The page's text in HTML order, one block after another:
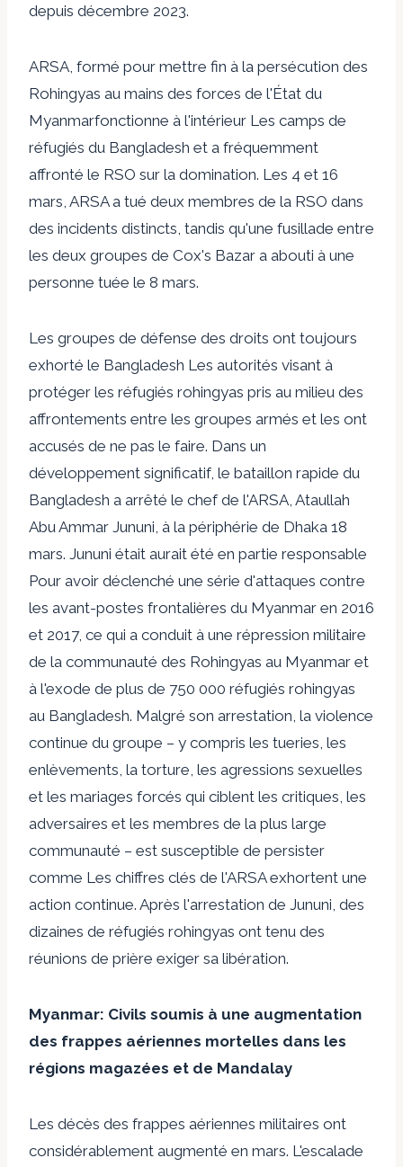
depuis décembre 2023.
ARSA, formé pour mettre fin à la persécution des
Rohingyas au mains des forces de l'État du
Myanmarfonctionne à l'intérieur Les camps de
réfugiés du Bangladesh et a fréquemment
affronté le RSO sur la domination. Les 4 et 16
mars, ARSA a tué deux membres de la RSO dans
des incidents distincts, tandis qu'une fusillade entre
les deux groupes de Cox's Bazar a abouti à une
personne tuée le 8 mars.
Les groupes de défense des droits ont toujours
exhorté le Bangladesh Les autorités visant à
protéger les réfugiés rohingyas pris au milieu des
affrontements entre les groupes armés et les ont
accusés de ne pas le faire. Dans un
développement significatif, le bataillon rapide du
Bangladesh a arrêté le chef de l'ARSA, Ataullah
Abu Ammar Jununi, à la périphérie de Dhaka 18
mars. Jununi était aurait été en partie responsable
Pour avoir déclenché une série d'attaques contre
les avant-postes frontalières du Myanmar en 2016
et 2017, ce qui a conduit à une répression militaire
de la communauté des Rohingyas au Myanmar et
à l'exode de plus de 750 000 réfugiés rohingyas
au Bangladesh. Malgré son arrestation, la violence
continue du groupe – y compris les tueries, les
enlèvements, la torture, les agressions sexuelles
et les mariages forcés qui ciblent les critiques, les
adversaires et les membres de la plus large
communauté – est susceptible de persister
comme Les chiffres clés de l'ARSA exhortent une
action continue. Après l'arrestation de Jununi, des
dizaines de réfugiés rohingyas ont tenu des
réunions de prière exiger sa libération.
Myanmar: Civils soumis à une augmentation
des frappes aériennes mortelles dans les
régions magazées et de Mandalay
Les décès des frappes aériennes militaires ont
considérablement augmenté en mars. L'escalade